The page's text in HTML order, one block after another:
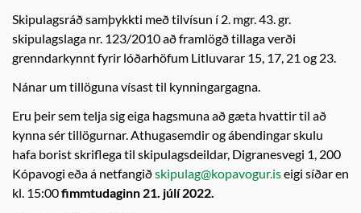
Skipulagsráð samþykkti með tilvísun í 2. mgr. 43. gr.
skipulagslaga nr. 123/2010 að framlögð tillaga verði
grenndarkynnt fyrir lóðarhöfum Litluvarar 15, 17, 21 og 23.
Nánar um tillöguna vísast til kynningargagna.
Eru þeir sem telja sig eiga hagsmuna að gæta hvattir til að
kynna sér tillögurnar. Athugasemdir og ábendingar skulu
hafa borist skriflega til skipulagsdeildar, Digranesvegi 1, 200
Kópavogi eða á netfangiðskipulag@kopavogur.iseigi síðar en
kl. 15:00fimmtudaginn 21. júlí 2022.